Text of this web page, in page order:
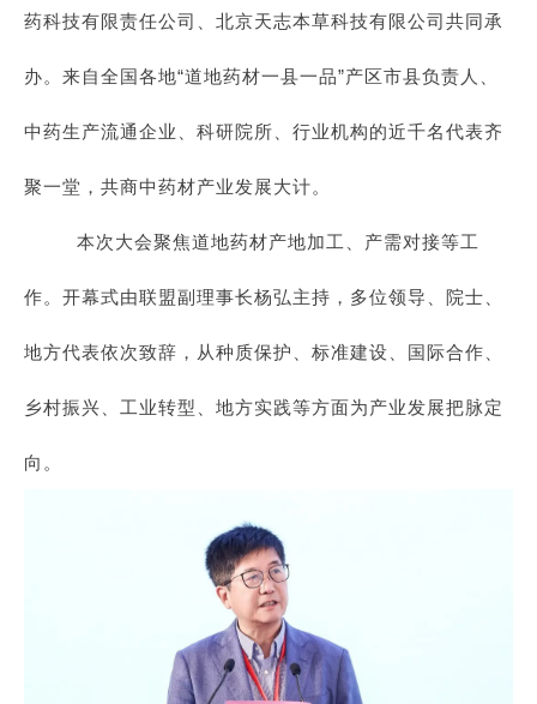
药科技有限责任公司、北京天志本草科技有限公司共同承
办。来自全国各地“道地药材一县一品”产区市县负责人、
中药生产流通企业、科研院所、行业机构的近千名代表齐
聚一堂，共商中药材产业发展大计。
本次大会聚焦道地药材产地加工、产需对接等工
作。开幕式由联盟副理事长杨弘主持，多位领导、院士、
地方代表依次致辞，从种质保护、标准建设、国际合作、
乡村振兴、工业转型、地方实践等方面为产业发展把脉定
向。